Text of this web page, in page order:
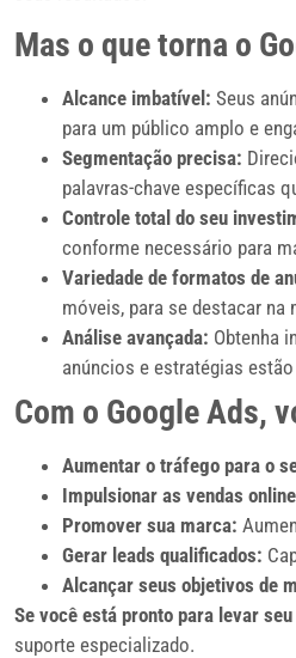
Mas o que torna o
Alcance imbatível: Seus
para um público amplo e
Segmentação precisa:
palavras-chave específicas
Controle total do seu
conforme necessário para
Variedade de formatos de
móveis, para se destacar
Análise avançada: Obtenha
anúncios e estratégias
Com o Google Ads,
Aumentar o tráfego para o
Impulsionar as vendas
Promover sua marca:
Gerar leads qualificados:
Alcançar seus objetivos de
Se você está pronto para levar
suporte especializado.